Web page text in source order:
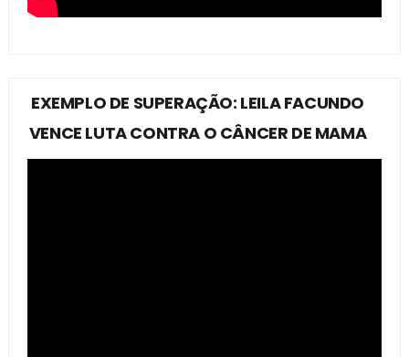
EXEMPLO DE SUPERAÇÃO: LEILA FACUNDO
VENCE LUTA CONTRA O CÂNCER DE MAMA